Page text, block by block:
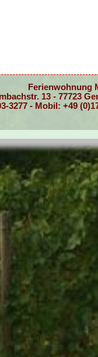
Ferienwohnung
13 - 77723
3277 - Mobil: +49 (0)